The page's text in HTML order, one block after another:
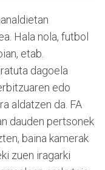
Hala nola, futbol
etab.
dagoela
edo
aldatzen da. FA
dauden pertsonek
baina kamerak
zuen iragarki